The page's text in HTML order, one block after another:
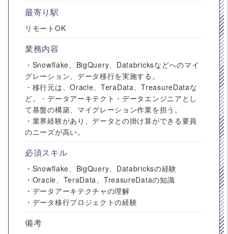
最寄り駅
リモートOK
業務内容
・Snowflake、BigQuery、Databricksなどへのマイ
グレーション、データ移行を実施する。
・移行元は、Oracle、TeraData、TreasureDataな
ど。・データアーキテクト・データエンジニアとし
て基盤の構築、マイグレーション作業を担う。
・業界経験があり、データとの掛け算ができる要員
のニーズが高い。
必須スキル
・Snowflake、BigQuery、Databricksの経験
・Oracle、TeraData、TreasureDataの知識
・データアーキテクチャの理解
・データ移行プロジェクトの経験
備考